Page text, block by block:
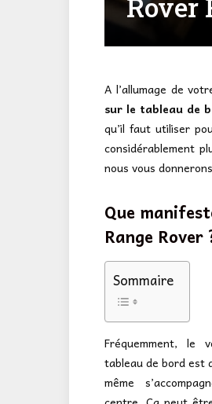
A l’allumage de
sur le tableau de
qu’il faut utiliser
considérablement
nous vous
Que
Range Rover
Sommaire
Fréquemment, le
tableau de bord est
même